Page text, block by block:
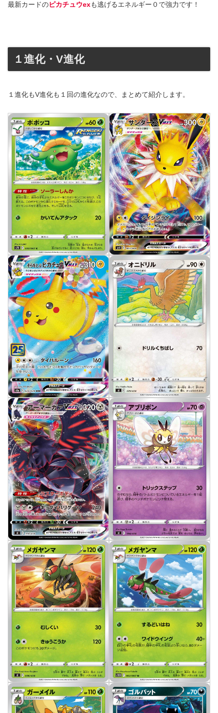
最新カードのピカチュウexも逃げるエネルギー０で強力です！
１進化・V進化
１進化もV進化も１回の進化なので、まとめて紹介します。